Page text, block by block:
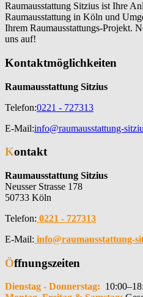
Raumausstattung Sitzius ist Ihre
Raumausstattung in Köln und
Ihrem Raumausstattungs-Projekt.
uns auf!
Kontaktmöglichkeiten
Raumausstattung Sitzius
Telefon:0221 - 727313
E-Mail:info@raumausstattung-
Kontakt
Raumausstattung Sitzius
Neusser Strasse 178
50733 Köln
Telefon: 0221 - 727313
E-Mail: info@raumausstattung-
Öffnungszeiten
Dienstag - Donnerstag: